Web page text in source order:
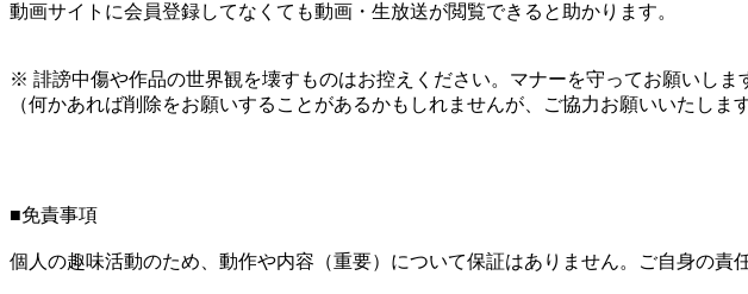
動画サイトに会員登録してなくても動画・生放送が閲覧できると助かります。
※ 誹謗中傷や作品の世界観を壊すものはお控えください。マナーを守ってお願いしま
（何かあれば削除をお願いすることがあるかもしれませんが、ご協力お願いいたします
■免責事項
個人の趣味活動のため、動作や内容（重要）について保証はありません。ご自身の責